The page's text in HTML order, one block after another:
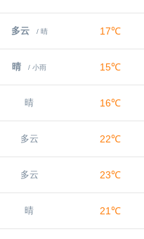
多云 / 晴 17℃
晴 / 小雨 15℃
晴 16℃
多云 22℃
多云 23℃
晴 21℃